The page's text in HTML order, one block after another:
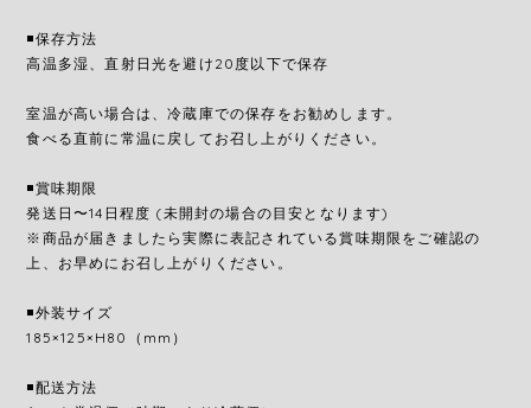
◾️保存方法
高温多湿、直射日光を避け20度以下で保存
室温が高い場合は、冷蔵庫での保存をお勧めします。
食べる直前に常温に戻してお召し上がりください。
◾️賞味期限
発送日〜14日程度 (未開封の場合の目安となります)
※商品が届きましたら実際に表記されている賞味期限をご確認の
上、お早めにお召し上がりください。
◾️外装サイズ
185×125×H80（mm）
◾️配送方法